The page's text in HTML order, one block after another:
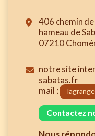
406 chemin
hameau de
07210
notre site
sabatas.fr
mail :
Contactez